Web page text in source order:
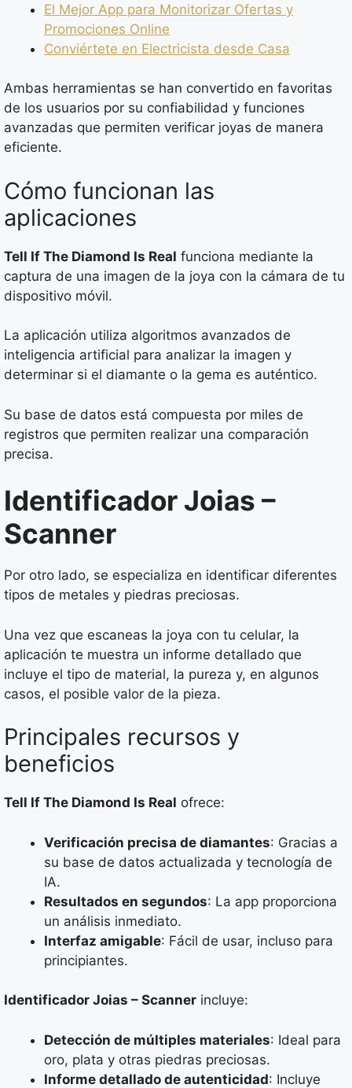
El Mejor App para Monitorizar Ofertas y
Promociones Online
Conviértete en Electricista desde Casa
Ambas herramientas se han convertido en favoritas
de los usuarios por su confiabilidad y funciones
avanzadas que permiten verificar joyas de manera
eficiente.
Cómo funcionan las
aplicaciones
Tell If The Diamond Is Real funciona mediante la
captura de una imagen de la joya con la cámara de tu
dispositivo móvil.
La aplicación utiliza algoritmos avanzados de
inteligencia artificial para analizar la imagen y
determinar si el diamante o la gema es auténtico.
Su base de datos está compuesta por miles de
registros que permiten realizar una comparación
precisa.
Identificador Joias –
Scanner
Por otro lado, se especializa en identificar diferentes
tipos de metales y piedras preciosas.
Una vez que escaneas la joya con tu celular, la
aplicación te muestra un informe detallado que
incluye el tipo de material, la pureza y, en algunos
casos, el posible valor de la pieza.
Principales recursos y
beneficios
Tell If The Diamond Is Real ofrece:
Verificación precisa de diamantes: Gracias a
su base de datos actualizada y tecnología de
IA.
Resultados en segundos: La app proporciona
un análisis inmediato.
Interfaz amigable: Fácil de usar, incluso para
principiantes.
Identificador Joias – Scanner incluye:
Detección de múltiples materiales: Ideal para
oro, plata y otras piedras preciosas.
Informe detallado de autenticidad: Incluye